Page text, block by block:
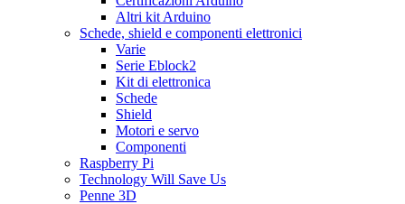
Altri kit Arduino
Schede, shield e componenti elettronici
Varie
Serie Eblock2
Kit di elettronica
Schede
Shield
Motori e servo
Componenti
Raspberry Pi
Technology Will Save Us
Penne 3D